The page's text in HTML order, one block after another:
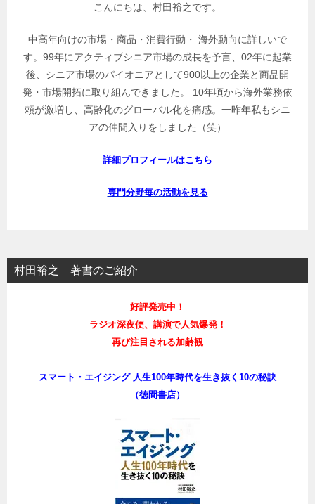
こんにちは、村田裕之です。
中高年向けの市場・商品・消費行動・ 海外動向に詳しいで
す。99年にアクティブシニア市場の成長を予言、02年に起業
後、シニア市場のパイオニアとして900以上の企業と商品開
発・市場開拓に取り組んできました。 10年頃から海外業務依
頼が激増し、高齢化のグローバル化を痛感。一昨年私もシニ
アの仲間入りをしました（笑）
詳細プロフィールはこちら
専門分野毎の活動を見る
村田裕之 著書のご紹介
好評発売中！
ラジオ深夜便、講演で人気爆発！
再び注目される加齢観
スマート・エイジング 人生100年時代を生き抜く10の秘訣
（徳間書店）